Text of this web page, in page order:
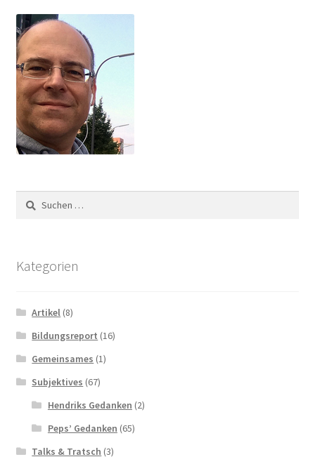
Suchen
nach:
Kategorien
Artikel (8)
Bildungsreport (16)
Gemeinsames (1)
Subjektives (67)
Hendriks Gedanken (2)
Peps’ Gedanken (65)
Talks & Tratsch (3)